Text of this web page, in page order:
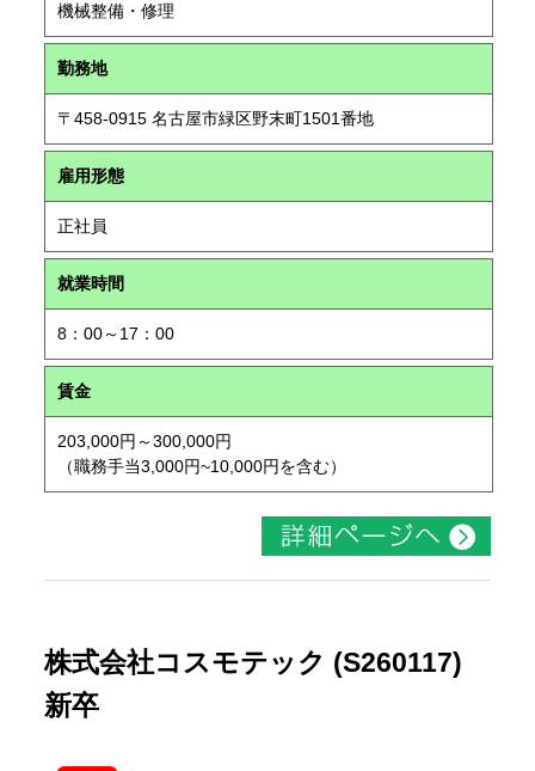
機械整備・修理
勤務地
〒458-0915 名古屋市緑区野末町1501番地
雇用形態
正社員
就業時間
8：00～17：00
賃金
203,000円～300,000円
（職務手当3,000円~10,000円を含む）
株式会社コスモテック (S260117)
新卒